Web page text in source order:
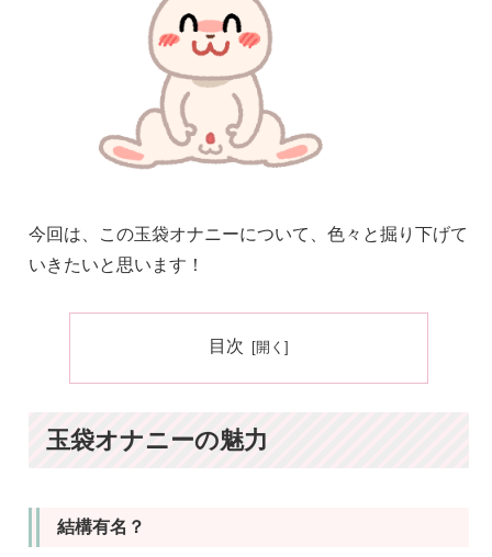
今回は、この玉袋オナニーについて、色々と掘り下げて
いきたいと思います！
目次
玉袋オナニーの魅力
結構有名？